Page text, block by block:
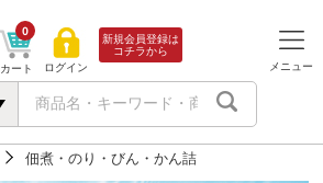
カート
0
ログイン
新規会員登録は
コチラから
メニュー
佃煮・のり・びん・かん詰